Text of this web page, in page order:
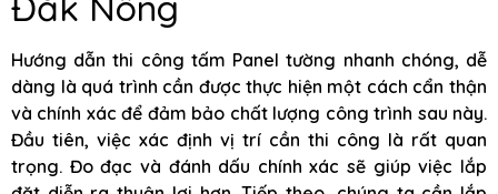
Hướng dẫn thi công tấm Panel tường nhanh chóng, dễ
dàng là quá trình cần được thực hiện một cách cẩn thận
và chính xác để đảm bảo chất lượng công trình sau này.
Đầu tiên, việc xác định vị trí cần thi công là rất quan
trọng. Đo đạc và đánh dấu chính xác sẽ giúp việc lắp